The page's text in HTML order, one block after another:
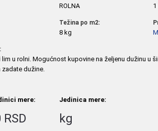
ROLNA 1
Težina po m2:
8 kg
lim u rolni. Mogućnost kupovine na željenu dužinu u
zadate dužine.
mere: Jedinica mere:
kg